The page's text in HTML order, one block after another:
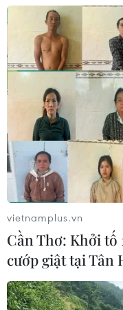
05/08/2026 08:09
Gia Lai chấp
nuôi công nghệ
tỷ đồng
05/08/2026 06:29
Walt Disney đồng ý
với giá 1,2 tỷ USD
05/08/2026 04:26
VNPT-VRG và cái
lược của để xây mô
nghiệp công nghệ
vietnamplus.vn
Cần Thơ: Khởi tố
cướp giật tại Tân